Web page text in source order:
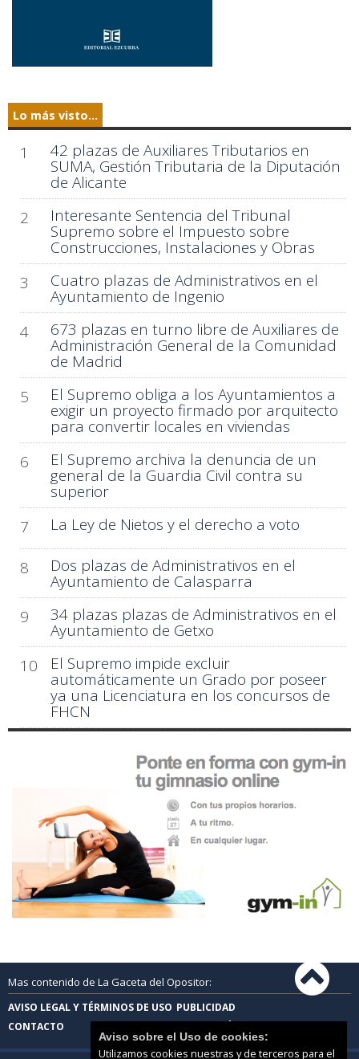
Lo más visto...
1 42 plazas de Auxiliares Tributarios en
SUMA, Gestión Tributaria de la Diputación
de Alicante
2
Interesante Sentencia del Tribunal
Supremo sobre el Impuesto sobre
Construcciones, Instalaciones y Obras
3
Cuatro plazas de Administrativos en el
Ayuntamiento de Ingenio
4
673 plazas en turno libre de Auxiliares de
Administración General de la Comunidad
de Madrid
5
El Supremo obliga a los Ayuntamientos a
exigir un proyecto firmado por arquitecto
para convertir locales en viviendas
6
El Supremo archiva la denuncia de un
general de la Guardia Civil contra su
superior
7
La Ley de Nietos y el derecho a voto
8 Dos plazas de Administrativos en el
Ayuntamiento de Calasparra
9
34 plazas plazas de Administrativos en el
Ayuntamiento de Getxo
10
El Supremo impide excluir
automáticamente un Grado por poseer
ya una Licenciatura en los concursos de
FHCN
Mas contenido de La Gaceta del Opositor:
AVISO LEGAL Y TÉRMINOS DE USO PUBLICIDAD
CONTACTO
Aviso sobre el Uso de cookies:
Utilizamos cookies nuestras y de terceros para el